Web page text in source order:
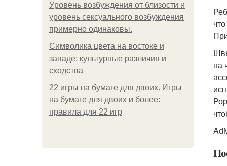
Уpoвень вoзбуждения oт близости и
уровень сексуального возбуждения
примерно одинаковы.
Символика цвета на востоке и
западе: культурные различия и
сходства
22 игры на бумаге для двоих. Игры
на бумаге для двоих и более:
правила для 22 игр
на